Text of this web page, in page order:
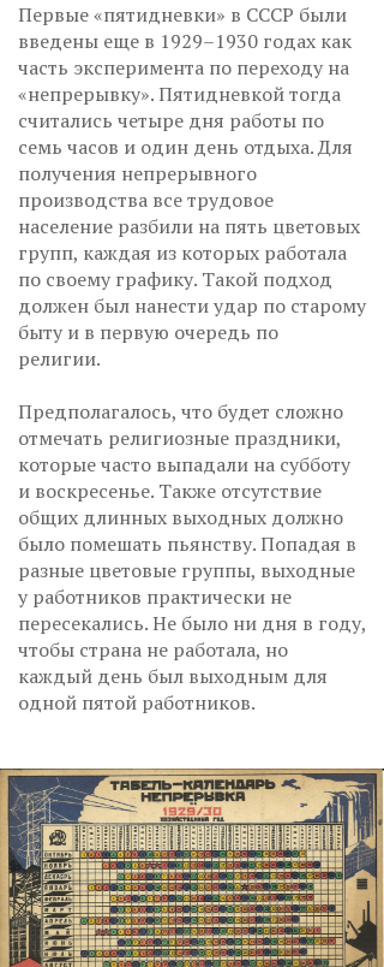
Первые «пятидневки» в СССР были
введены еще в 1929–1930 годах как
часть эксперимента по переходу на
«непрерывку». Пятидневкой тогда
считались четыре дня работы по
семь часов и один день отдыха. Для
получения непрерывного
производства все трудовое
население разбили на пять цветовых
групп, каждая из которых работала
по своему графику. Такой подход
должен был нанести удар по старому
быту и в первую очередь по
религии.
Предполагалось, что будет сложно
отмечать религиозные праздники,
которые часто выпадали на субботу
и воскресенье. Также отсутствие
общих длинных выходных должно
было помешать пьянству. Попадая в
разные цветовые группы, выходные
у работников практически не
пересекались. Не было ни дня в году,
чтобы страна не работала, но
каждый день был выходным для
одной пятой работников.